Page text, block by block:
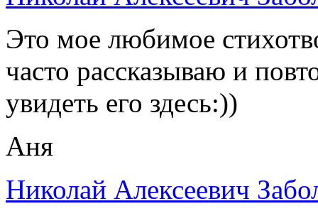
Это мое любимое
часто рассказываю и
увидеть его здесь:))
Аня
Николай Алексеевич